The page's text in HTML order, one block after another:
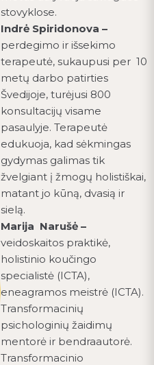
stovyklose.
Indrė Spiridonova –
perdegimo ir išsekimo
terapeutė, sukaupusi per 10
metų darbo patirties
Švedijoje, turėjusi 800
konsultacijų visame
pasaulyje. Terapeutė
edukuoja, kad sėkmingas
gydymas galimas tik
žvelgiant į žmogų holistiškai,
matant jo kūną, dvasią ir
sielą.
Marija Narušė –
veidoskaitos praktikė,
holistinio koučingo
specialistė (ICTA),
eneagramos meistrė (ICTA).
Transformacinių
psichologinių žaidimų
mentorė ir bendraautorė.
Transformacinio